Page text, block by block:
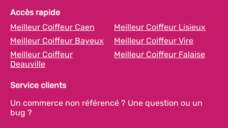
Accès rapide
Meilleur Coiffeur Caen
Meilleur Coiffeur Lisieux
Meilleur Coiffeur Bayeux
Meilleur Coiffeur Vire
Meilleur Coiffeur
Deauville
Meilleur Coiffeur Falaise
Service clients
Un commerce non référencé ? Une question ou un
bug ?